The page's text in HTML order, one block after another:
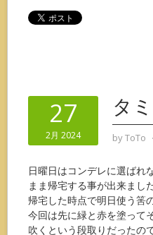
27
2月 2024
タ
byToTo ⋅
日曜日はコンデレに選ばれ
まま帰宅する事が出来まし
帰宅した時点で明日使う筈
今回は先に緑と赤を塗って
吹くという段取りだったの